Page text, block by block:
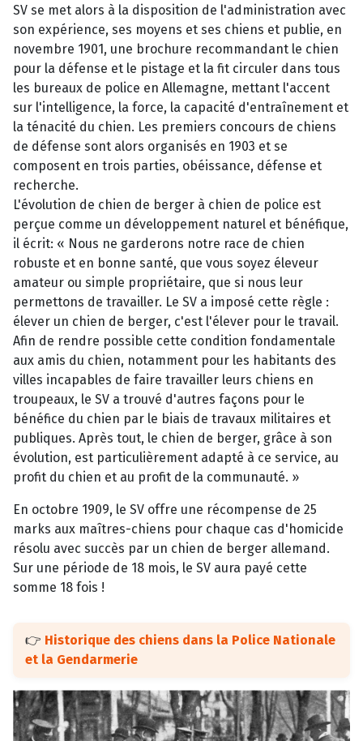
SV se met alors à la disposition de l'administration avec
son expérience, ses moyens et ses chiens et publie, en
novembre 1901, une brochure recommandant le chien
pour la défense et le pistage et la fit circuler dans tous
les bureaux de police en Allemagne, mettant l'accent
sur l'intelligence, la force, la capacité d'entraînement et
la ténacité du chien. Les premiers concours de chiens
de défense sont alors organisés en 1903 et se
composent en trois parties, obéissance, défense et
recherche.
L'évolution de chien de berger à chien de police est
perçue comme un développement naturel et bénéfique,
il écrit: « Nous ne garderons notre race de chien
robuste et en bonne santé, que vous soyez éleveur
amateur ou simple propriétaire, que si nous leur
permettons de travailler. Le SV a imposé cette règle :
élever un chien de berger, c'est l'élever pour le travail.
Afin de rendre possible cette condition fondamentale
aux amis du chien, notamment pour les habitants des
villes incapables de faire travailler leurs chiens en
troupeaux, le SV a trouvé d'autres façons pour le
bénéfice du chien par le biais de travaux militaires et
publiques. Après tout, le chien de berger, grâce à son
évolution, est particulièrement adapté à ce service, au
profit du chien et au profit de la communauté. »
En octobre 1909, le SV offre une récompense de 25
marks aux maîtres-chiens pour chaque cas d'homicide
résolu avec succès par un chien de berger allemand.
Sur une période de 18 mois, le SV aura payé cette
somme 18 fois !
👉 Historique des chiens dans la Police Nationale
et la Gendarmerie